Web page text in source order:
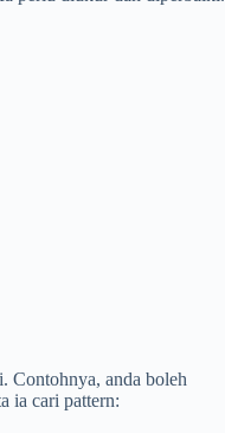
Contohnya, anda boleh
ia cari pattern: